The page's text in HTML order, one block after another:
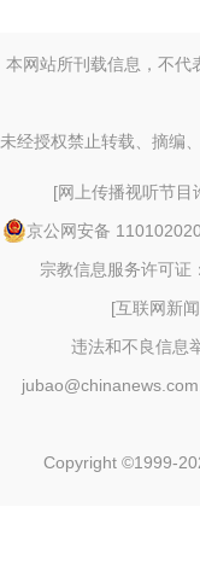
本网站所刊载信息，不代
未经授权禁止转载、摘编
[网上传播视听节目
京公网安备
宗教信息服务许可
[互联网新
违法和不良信息
Copyright ©1999-